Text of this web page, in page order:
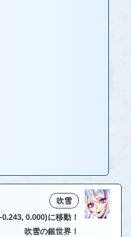
吹雪
0.000)に移動！
吹雪の銀世界！